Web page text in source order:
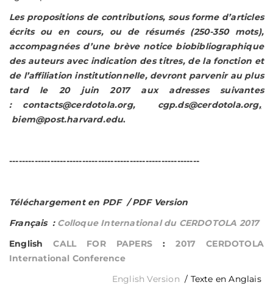
Les propositions de contributions, sous forme d’articles
écrits ou en cours, ou de résumés (250-350 mots),
accompagnées d’une brève notice biobibliographique
des auteurs avec indication des titres, de la fonction et
de l’affiliation institutionnelle, devront parvenir au plus
tard le 20 juin 2017 aux adresses suivantes
: contacts@cerdotola.org, cgp.ds@cerdotola.org,
biem@post.harvard.edu.
------------------------------------------------------------
Téléchargement en PDF / PDF Version
Français : Colloque International du CERDOTOLA 2017
EnglishCALL FOR PAPERS :2017 CERDOTOLA
International Conference
English Version / Texte en Anglais